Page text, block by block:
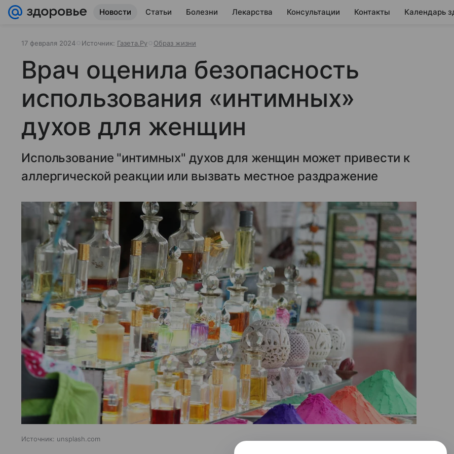
Новости Статьи Болезни Лекарства Консультации Контакты Календарь
17 февраля 2024 Источник: Газета.Ру Образ жизни
Врач оценила безопасность
использования «интимных»
духов для женщин
Использование "интимных" духов для женщин может привести к
аллергической реакции или вызвать местное раздражение
Источник: unsplash.com